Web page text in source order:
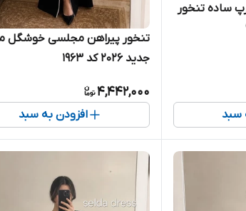
ساده تنخور
سبد
تنخور پیراهن مجلسی خوشگل
جدید ۲۰۲۶ کد ۱۹۶۳
4,442,000
افزودن به سبد